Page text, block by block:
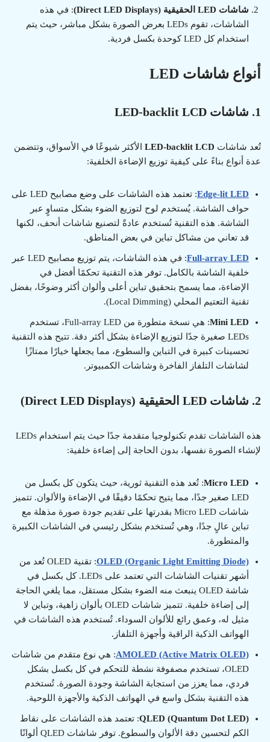
شاشات LED الحقيقية (Direct LED Displays)
: في هذه
الشاشات، تقوم LEDs بعرض الصورة بشكل مباشر، حيث يتم
استخدام كل LED كوحدة بكسل فردية.
أنواع شاشات LED
1. شاشات LED-backlit LCD
تُعد شاشات LED-backlit LCD الأكثر شيوعًا في الأسواق، وتتضمن
عدة أنواع بناءً على كيفية توزيع الإضاءة الخلفية:
Edge-lit LED
: تعتمد هذه الشاشات على وضع مصابيح LED على
حواف الشاشة. يُستخدم لوح لتوزيع الضوء بشكل متساوٍ عبر
الشاشة. هذه التقنية تُستخدم عادةً لتصنيع شاشات أنحف، لكنها
قد تعاني من مشاكل تباين في بعض المناطق.
Full-array LED
: في هذه الشاشات، يتم توزيع مصابيح LED عبر
خلفية الشاشة بالكامل. توفر هذه التقنية تحكمًا أفضل في
الإضاءة، مما يسمح بتحقيق تباين أعلى وألوان أكثر وضوحًا، بفضل
تقنية التعتيم المحلي (Local Dimming).
Mini LED
: هي نسخة متطورة من Full-array LED، تستخدم
LEDs صغيرة جدًا لتوزيع الإضاءة بشكل أكثر دقة. تتيح هذه التقنية
تحسينات كبيرة في التباين والسطوع، مما يجعلها خيارًا ممتازًا
لشاشات التلفاز الفاخرة وشاشات الكمبيوتر.
2. شاشات LED الحقيقية (Direct LED Displays)
هذه الشاشات تقدم تكنولوجيا متقدمة جدًا حيث يتم استخدام LEDs
لإنشاء الصورة نفسها، بدون الحاجة إلى إضاءة خلفية:
Micro LED: تُعد هذه التقنية ثورية، حيث يتكون كل بكسل من
LED صغير جدًا، مما يتيح تحكمًا دقيقًا في الإضاءة والألوان. تتميز
شاشات Micro LED بقدرتها على تقديم جودة صورة مذهلة مع
تباين عالٍ جدًا، وهي تُستخدم بشكل رئيسي في الشاشات الكبيرة
والمتطورة.
OLED (Organic Light Emitting Diode)
: تقنية OLED تُعد من
أشهر تقنيات الشاشات التي تعتمد على LEDs. كل بكسل في
شاشة OLED ينبعث منه الضوء بشكل مستقل، مما يلغي الحاجة
إلى إضاءة خلفية. تتميز شاشات OLED بألوان زاهية، وتباين لا
مثيل له، وعمق رائع للألوان السوداء. تُستخدم هذه الشاشات في
الهواتف الذكية الراقية وأجهزة التلفاز.
AMOLED (Active Matrix OLED): هي نوع متقدم من شاشات
OLED، تستخدم مصفوفة نشطة للتحكم في كل بكسل بشكل
فردي، مما يعزز من استجابة الشاشة وجودة الصورة. تُستخدم
هذه التقنية بشكل واسع في الهواتف الذكية والأجهزة اللوحية.
QLED (Quantum Dot LED): تعتمد هذه الشاشات على نقاط
الكم لتحسين دقة الألوان والسطوع. توفر شاشات QLED ألوانًا